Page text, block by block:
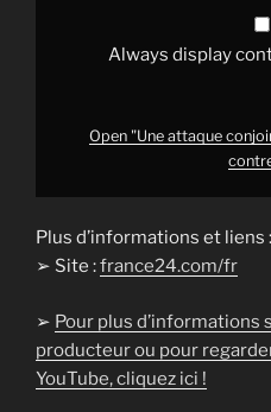
Always display
Open "Une attaque
Plus d’informations et liens :
➢ Site :france24.com/fr
➢ Pour plus d’informations
producteur ou pour
YouTube, cliquez ici !